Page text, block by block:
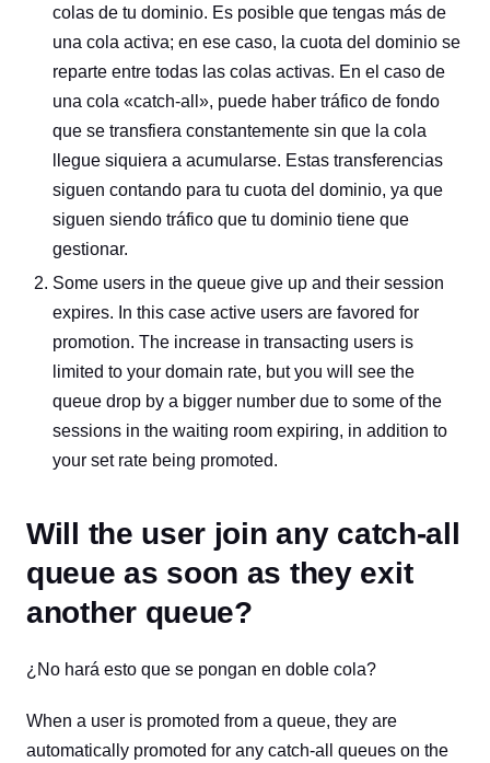
colas de tu dominio. Es posible que tengas más de
una cola activa; en ese caso, la cuota del dominio se
reparte entre todas las colas activas. En el caso de
una cola «catch-all», puede haber tráfico de fondo
que se transfiera constantemente sin que la cola
llegue siquiera a acumularse. Estas transferencias
siguen contando para tu cuota del dominio, ya que
siguen siendo tráfico que tu dominio tiene que
gestionar.
Some users in the queue give up and their session
expires. In this case active users are favored for
promotion. The increase in transacting users is
limited to your domain rate, but you will see the
queue drop by a bigger number due to some of the
sessions in the waiting room expiring, in addition to
your set rate being promoted.
Will the user join any catch-all
queue as soon as they exit
another queue?
¿No hará esto que se pongan en doble cola?
When a user is promoted from a queue, they are
automatically promoted for any catch-all queues on the